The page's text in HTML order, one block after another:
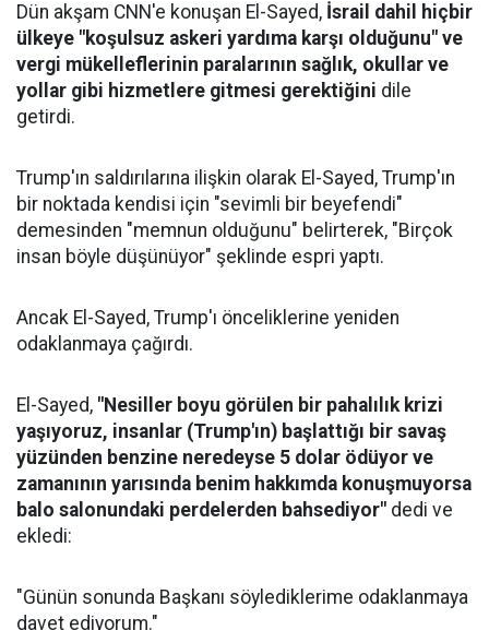
Dün akşam CNN'e konuşan El-Sayed, İsrail dahil hiçbir
ülkeye "koşulsuz askeri yardıma karşı olduğunu" ve
vergi mükelleflerinin paralarının sağlık, okullar ve
yollar gibi hizmetlere gitmesi gerektiğini dile
getirdi.
Trump'ın saldırılarına ilişkin olarak El-Sayed, Trump'ın
bir noktada kendisi için "sevimli bir beyefendi"
demesinden "memnun olduğunu" belirterek, "Birçok
insan böyle düşünüyor" şeklinde espri yaptı.
Ancak El-Sayed, Trump'ı önceliklerine yeniden
odaklanmaya çağırdı.
El-Sayed, "Nesiller boyu görülen bir pahalılık krizi
yaşıyoruz, insanlar (Trump'ın) başlattığı bir savaş
yüzünden benzine neredeyse 5 dolar ödüyor ve
zamanının yarısında benim hakkımda konuşmuyorsa
balo salonundaki perdelerden bahsediyor" dedi ve
ekledi:
"Günün sonunda Başkanı söylediklerime odaklanmaya
davet ediyorum."